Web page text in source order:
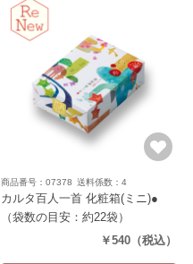
商品番号：07378 送料係数：4
カルタ百人一首 化粧箱(ミニ)●
（袋数の目安：約22袋）
￥540 （税込）